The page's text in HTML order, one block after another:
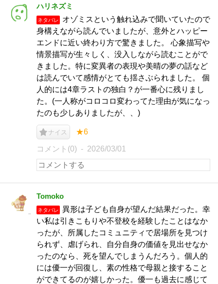
ハリネズミ
ネタバレ
オゾミスという触れ込みで聞いていたので
身構えながら読んでいましたが、意外とハッピー
エンドに近い終わり方で驚きました。 心象描写や
情景描写が生々しく、没入しながら読むことがで
きました。特に変異者の表現や美晴の夢の話など
は読んでいて感情がとても揺さぶられました。 個
人的には4章ラストの独白？が一番心に残りまし
た。(一人称がコロコロ変わってた理由が気になっ
たのも少しありましたが、、)
ナイス ★6
コメント(0) 2026/03/01
Tomoko
ネタバレ
異形は子ども自身が望んだ結果だった。幸
い私は引きこもりや不登校を経験したことはなか
ったが、所属したコミュニティで居場所を見つけ
られず、虐げられ、自分自身の価値を見出せなか
ったのなら、死を望んでしまうんだろう。個人的
には優一が回復し、素の性格で母親と接すること
ができてるのが嬉しかった。優一も過去に感じて